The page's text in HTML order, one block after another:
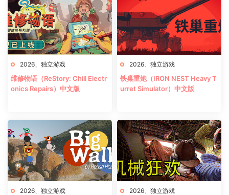
2026 独立游戏
维修物语（ReStory: Chill Electr
onics Repairs）中文版
2026 独立游戏
铁巢重炮（IRON NEST Heavy T
urret Simulator）中文版
2026 独立游戏 2026 独立游戏